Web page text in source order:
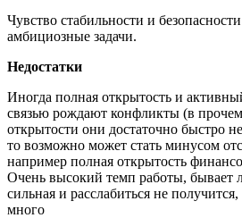
Чувство стабильности и
амбициозные задачи.
Недостатки
Иногда полная открытость и
связью рождают конфликты (в
открытости они достаточно быстро
то возможно может стать минусом
например полная открытость
Очень высокий темп работы, бывает
сильная и расслабиться не
много